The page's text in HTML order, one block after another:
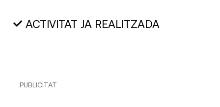
ACTIVITAT JA REALITZADA
PUBLICITAT